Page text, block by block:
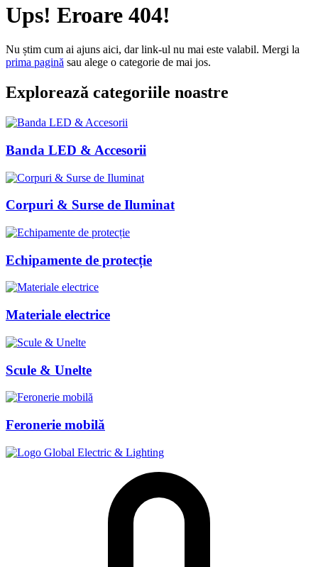
Ups! Eroare 404!
Nu știm cum ai ajuns aici, dar link-ul nu mai este valabil. Mergi la
prima pagină sau alege o categorie de mai jos.
Explorează categoriile noastre
Banda LED & Accesorii
Corpuri & Surse de Iluminat
Echipamente de protecție
Materiale electrice
Scule & Unelte
Feronerie mobilă